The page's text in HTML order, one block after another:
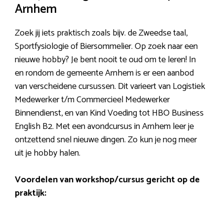
Arnhem
Zoek jij iets praktisch zoals bijv. de Zweedse taal,
Sportfysiologie of Biersommelier. Op zoek naar een
nieuwe hobby? Je bent nooit te oud om te leren! In
en rondom de gemeente Arnhem is er een aanbod
van verscheidene cursussen. Dit varieert van Logistiek
Medewerker t/m Commercieel Medewerker
Binnendienst, en van Kind Voeding tot HBO Business
English B2. Met een avondcursus in Arnhem leer je
ontzettend snel nieuwe dingen. Zo kun je nog meer
uit je hobby halen.
Voordelen van workshop/cursus gericht op de
praktijk: